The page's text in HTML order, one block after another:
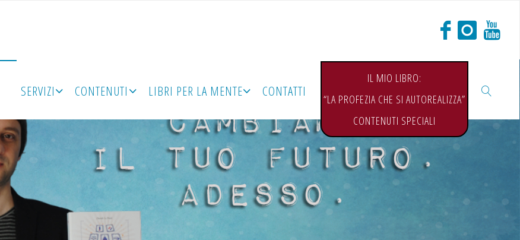
SERVIZI CONTENUTI LIBRI PER LA MENTE CONTATTI
IL MIO LIBRO:
“LA PROFEZIA CHE SI AUTOREALIZZA”
CONTENUTI SPECIALI